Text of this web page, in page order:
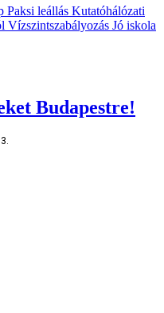
Paksi leállás Kutatóhálózati
Vízszintszabályozás Jó iskola
Budapestre!